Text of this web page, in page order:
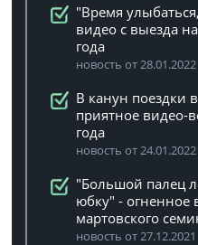
"Время
видео с выезда
года
новость от 28.01.2022
В канун поездки
приятное видео-
года
новость от 24.01.2022
"Большой палец
юбку" - огненное
мартовского
новость от 27.12.2021